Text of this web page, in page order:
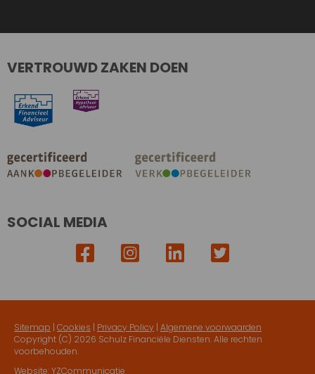
VERTROUWD ZAKEN DOEN
SOCIAL MEDIA
Sitemap | Cookies | Privacy Policy | Algemene voorwaarden
Copyright (C) 2026 Schulz Financiële Diensten. Alle rechten
voorbehouden.
Website:YZCommunicatie